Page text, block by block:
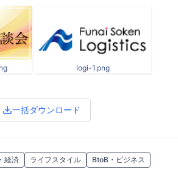
logi-1.png
一括ダウンロード
経済 ライフスタイル BtoB・ビジネス